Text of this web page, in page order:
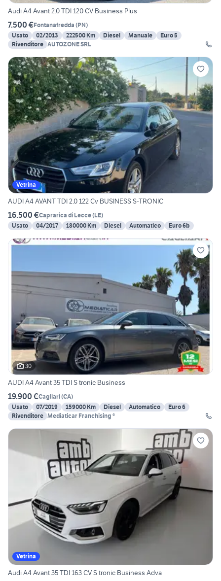
Audi A4 Avant 2.0 TDI 120 CV Business Plus
7.500 €Fontanafredda (PN)
Usato
02/2013 222500 Km Diesel Manuale
Euro 5
Rivenditore AUTOZONE SRL
Vetrina
AUDI A4 AVANT TDI 2.0 122 Cv BUSINESS S-TRONIC
16.500 €Caprarica di Lecce(LE)
Usato
04/2017 180000 Km Diesel Automatico Euro 6b
30
AUDI A4 Avant 35 TDI S tronic Business
19.900 €Cagliari(CA)
Usato
07/2019 159000 Km Diesel Automatico
Euro 6
Rivenditore Mediaticar Franchising ®
Vetrina
Audi A4 Avant 35 TDI 163 CV S tronic Business Adva